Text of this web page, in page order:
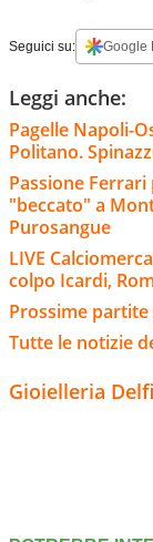
Seguici su: Google
Leggi anche:
Pagelle Napoli-
Politano.
Passione Ferrari
"beccato" a
Purosangue
LIVE
colpo Icardi,
Prossime
Tutte le notizie
Gioielleria